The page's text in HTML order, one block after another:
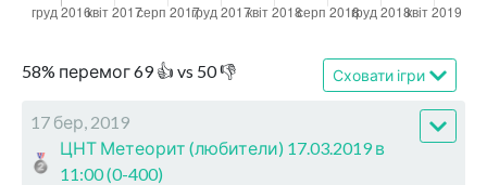
58% перемог69👍 vs 50👎 Сховати ігри
17 бер, 2019
ЦНТ Метеорит (любители) 17.03.2019 в
11:00 (0-400)